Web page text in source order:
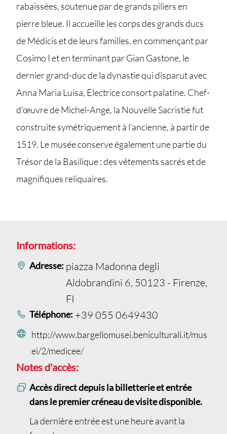
rabaissées, soutenue par de grands piliers en
pierre bleue. Il accueille les corps des grands ducs
de Médicis et de leurs familles, en commençant par
Cosimo I et en terminant par Gian Gastone, le
dernier grand-duc de la dynastie qui disparut avec
Anna Maria Luisa, Electrice consort palatine. Chef-
d'œuvre de Michel-Ange, la Nouvelle Sacristie fut
construite symétriquement à l’ancienne, à partir de
1519. Le musée conserve également une partie du
Trésor de la Basilique : des vêtements sacrés et de
magnifiques reliquaires.
Informations:
Adresse: piazza Madonna degli
Aldobrandini 6, 50123 - Firenze,
FI
Téléphone: +39 055 0649430
http://www.bargellomusei.beniculturali.it/mus
ei/2/medicee/
Notes d'accès:
Accès direct depuis la billetterie et entrée
dans le premier créneau de visite disponible.
La dernière entrée est une heure avant la